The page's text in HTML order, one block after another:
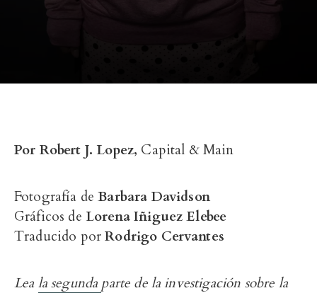
Por Robert J. Lopez, Capital & Main
Fotografía de Barbara Davidson
Gráficos de Lorena Iñiguez Elebee
Traducido porRodrigo Cervantes
Lea la segunda parte de la investigación sobre la